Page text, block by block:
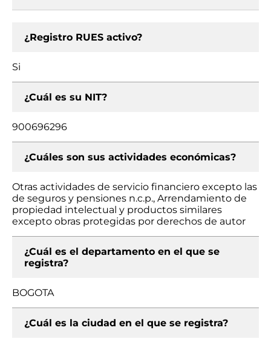
¿Registro RUES activo?
Si
¿Cuál es su NIT?
900696296
¿Cuáles son sus actividades económicas?
Otras actividades de servicio financiero excepto las
de seguros y pensiones n.c.p., Arrendamiento de
propiedad intelectual y productos similares
excepto obras protegidas por derechos de autor
¿Cuál es el departamento en el que se
registra?
BOGOTA
¿Cuál es la ciudad en el que se registra?